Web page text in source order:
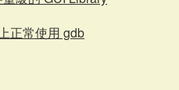
正常使用 gdb